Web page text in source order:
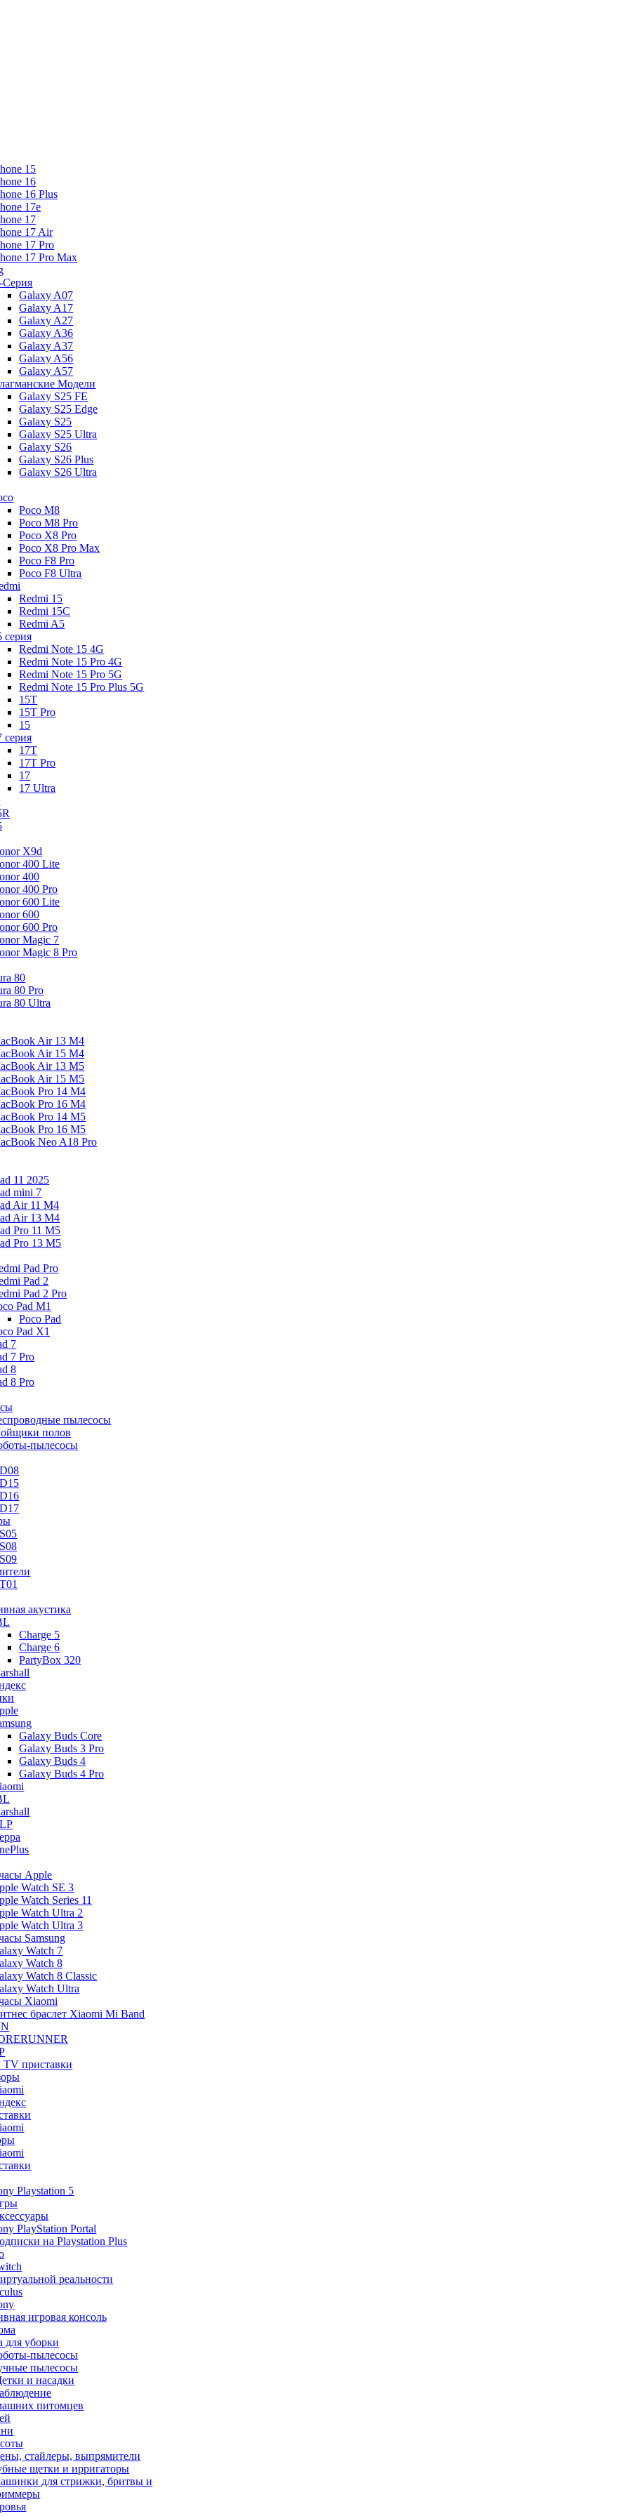
15
16
16 Plus
17e
17
17 Air
17 Pro
17 Pro Max
Galaxy A07
Galaxy A17
Galaxy A27
Galaxy A36
Galaxy A37
Galaxy A56
Galaxy A57
Модели
Galaxy S25 FE
Galaxy S25 Edge
Galaxy S25
Galaxy S25 Ultra
Galaxy S26
Galaxy S26 Plus
Galaxy S26 Ultra
Poco M8
Poco M8 Pro
Poco X8 Pro
Poco X8 Pro Max
Poco F8 Pro
Poco F8 Ultra
Redmi 15
Redmi 15C
Redmi A5
серия
Redmi Note 15 4G
Redmi Note 15 Pro 4G
Redmi Note 15 Pro 5G
Redmi Note 15 Pro Plus 5G
15T
15T Pro
15
серия
17T
17T Pro
17
17 Ultra
X9d
400 Lite
400
400 Pro
600 Lite
600
600 Pro
Magic 7
Magic 8 Pro
80
80 Pro
80 Ultra
Air 13 M4
Air 15 M4
Air 13 M5
Air 15 M5
Pro 14 M4
Pro 16 M4
Pro 14 M5
Pro 16 M5
Neo A18 Pro
11 2025
mini 7
Air 11 M4
Air 13 M4
Pro 11 M5
Pro 13 M5
Pad Pro
Pad 2
Pad 2 Pro
Pad M1
Poco Pad
Pad X1
7
7 Pro
8
8 Pro
пылесосы
полов
пылесосы
акустика
Charge 5
Charge 6
PartyBox 320
Galaxy Buds Core
Galaxy Buds 3 Pro
Galaxy Buds 4
Galaxy Buds 4 Pro
Apple
Watch SE 3
Watch Series 11
Watch Ultra 2
Watch Ultra 3
Samsung
Watch 7
Watch 8
Watch 8 Classic
Watch Ultra
Xiaomi
браслет Xiaomi Mi Band
TV приставки
Playstation 5
PlayStation Portal
на Playstation Plus
реальности
игровая консоль
для уборки
пылесосы
пылесосы
и насадки
питомцев
стайлеры, выпрямители
щетки и ирригаторы
для стрижки, бритвы и